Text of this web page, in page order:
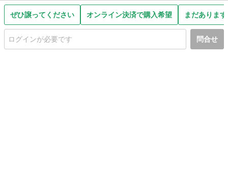
ぜひ譲ってください オンライン決済で購入希望 まだありま
問合せ